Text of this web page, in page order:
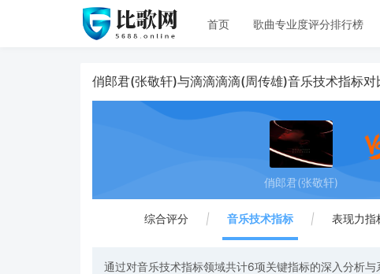
首页 歌曲专业度评分排行榜
俏郎君(张敬轩)与滴滴滴滴(周传雄)音乐技术指标对
俏郎君(张敬轩)
综合评分 | 音乐技术指标 | 表现力指
通过对音乐技术指标领域共计6项关键指标的深入分析